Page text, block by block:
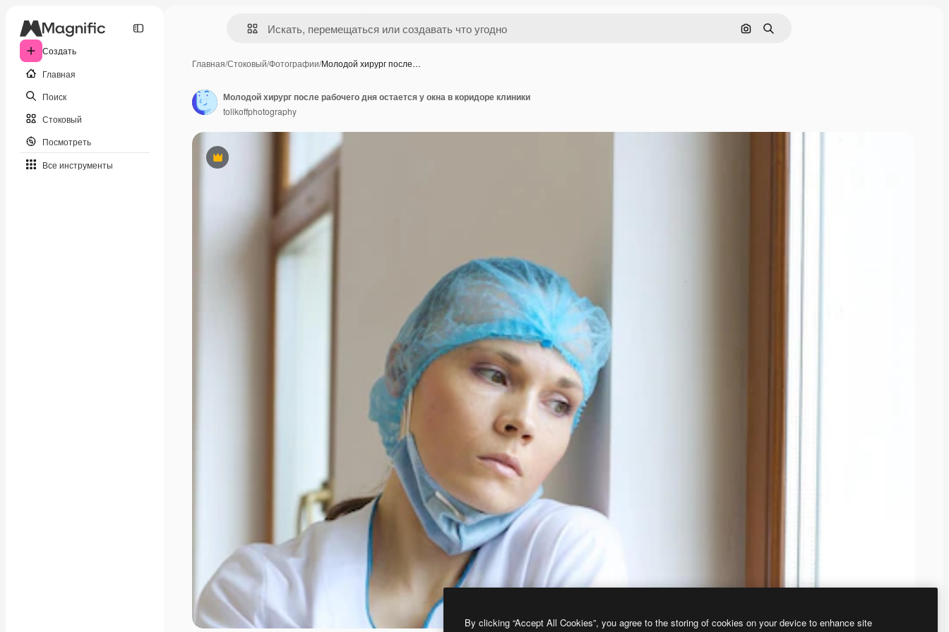
Создать
Главная
Поиск
Стоковый
Посмотреть
Все инструменты
Поиск по изображению
Поиск
Главная/Стоковый/Фотографии/Молодой хирург после…
Премиум
Молодой хирург после рабочего дня остается у окна в коридоре клиники
tolikoffphotography
By clicking “Accept All Cookies”, you agree to the storing of cookies on your device to enhance site